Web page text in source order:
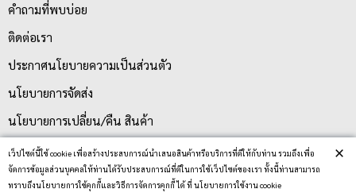
เว็ปไซต์นี้ใช้ cookie เพื่อสร้างประสบการณ์นำเสนอสินค้าหรือบริการที่ดีให้กับท่าน รวมถึงเพื่อ
จัดการข้อมูลส่วนบุคคลให้ท่านได้รับประสบการณ์ที่ดีในการใช้เว็ปไซต์ของเรา ทั้งนี้ท่านสามารถ
ทราบถึงนโยบายการใช้คุกกี้และวิธีการจัดการคุกกี้ ได้ ที่ นโยบายการใช้งาน cookie
×
คำถามที่พบบ่อย
ติดต่อเรา
ประกาศนโยบายความเป็นส่วนตัว
นโยบายการจัดส่ง
นโยบายการเปลี่ยน/คืน สินค้า
บริการลูกค้า